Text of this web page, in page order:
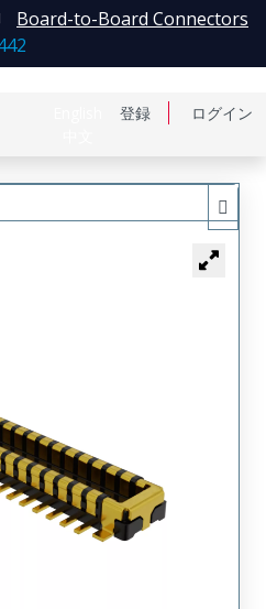
登録 ログイン
Board-to-Board Connectors